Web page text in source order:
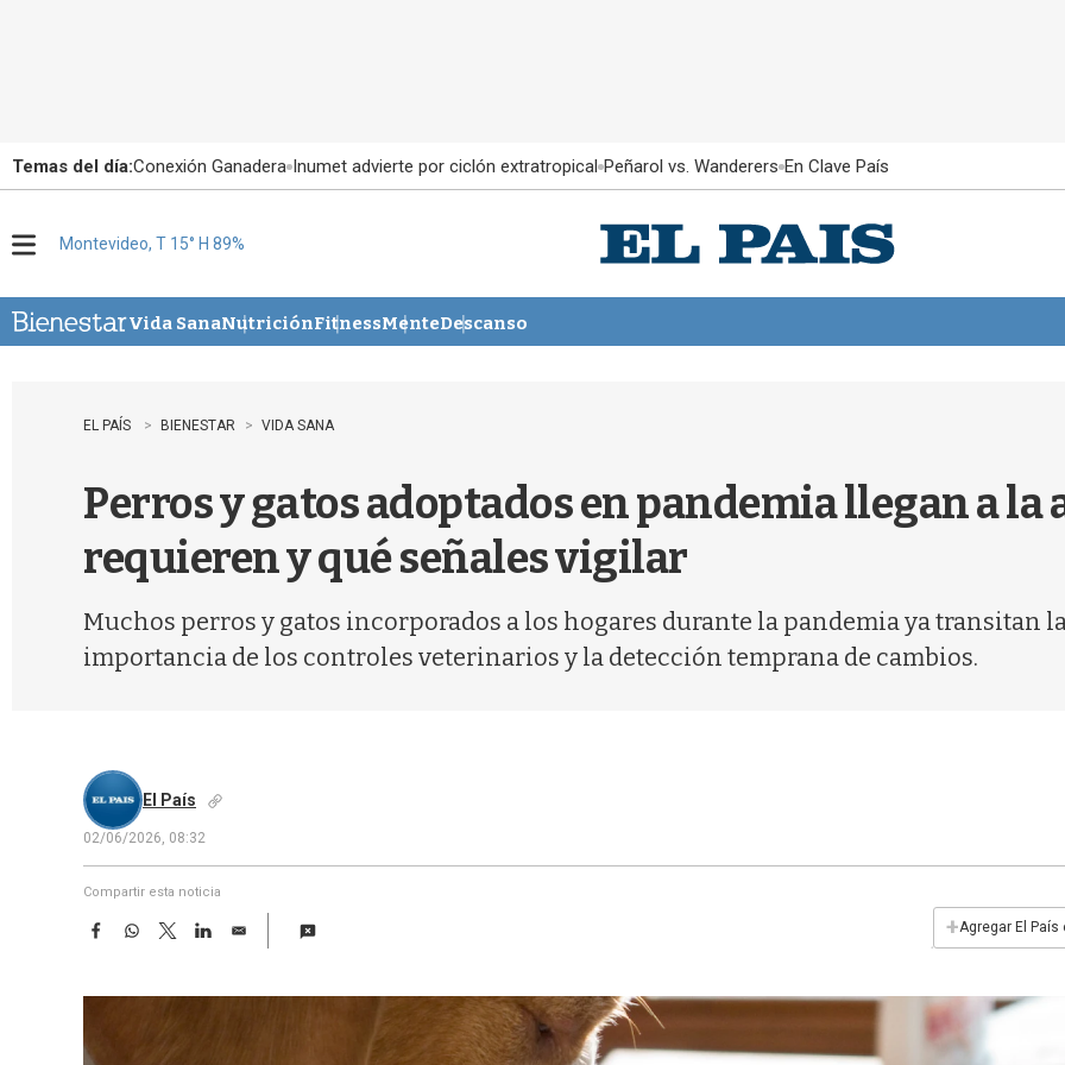
Temas del día:Conexión Ganadera Inumet advierte por ciclón extratropical Peñarol vs. Wanderers En Clave País
u
Montevideo, T 15° H 89%
Vida SanaNutriciónFitnessMenteDescanso
EL PAÍS BIENESTAR VIDA SANA
Perros y gatos adoptados en pandemia llegan a la
requieren y qué señales vigilar
Muchos perros y gatos incorporados a los hogares durante la pandemia ya transitan
importancia de los controles veterinarios y la detección temprana de cambios.
El País
02/06/2026, 08:32
Compartir esta noticia
F
e
W
t
T
w
t
L
k
E
i
+Agregar El País